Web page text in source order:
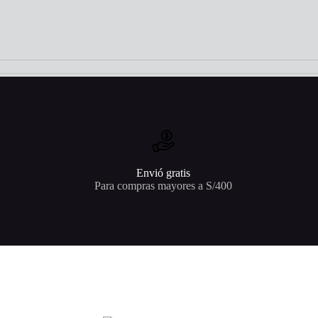
Envió gratis
Para compras mayores a S/400